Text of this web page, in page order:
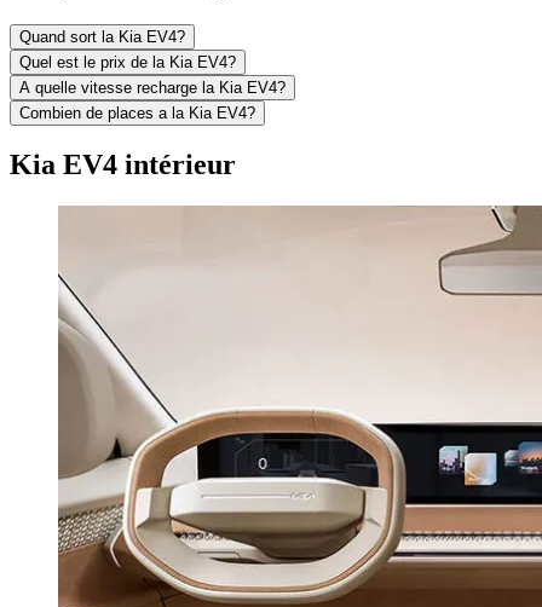
Quand sort la Kia EV4?
Quel est le prix de la Kia EV4?
A quelle vitesse recharge la Kia EV4?
Combien de places a la Kia EV4?
Kia EV4 intérieur